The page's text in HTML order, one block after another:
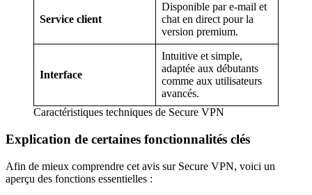
Service client
Disponible par e-mail et
chat en direct pour la
version premium.
Interface
Intuitive et simple,
adaptée aux débutants
comme aux utilisateurs
avancés.
Caractéristiques techniques de Secure VPN
Explication de certaines fonctionnalités clés
Afin de mieux comprendre cet avis sur Secure VPN, voici un
aperçu des fonctions essentielles :